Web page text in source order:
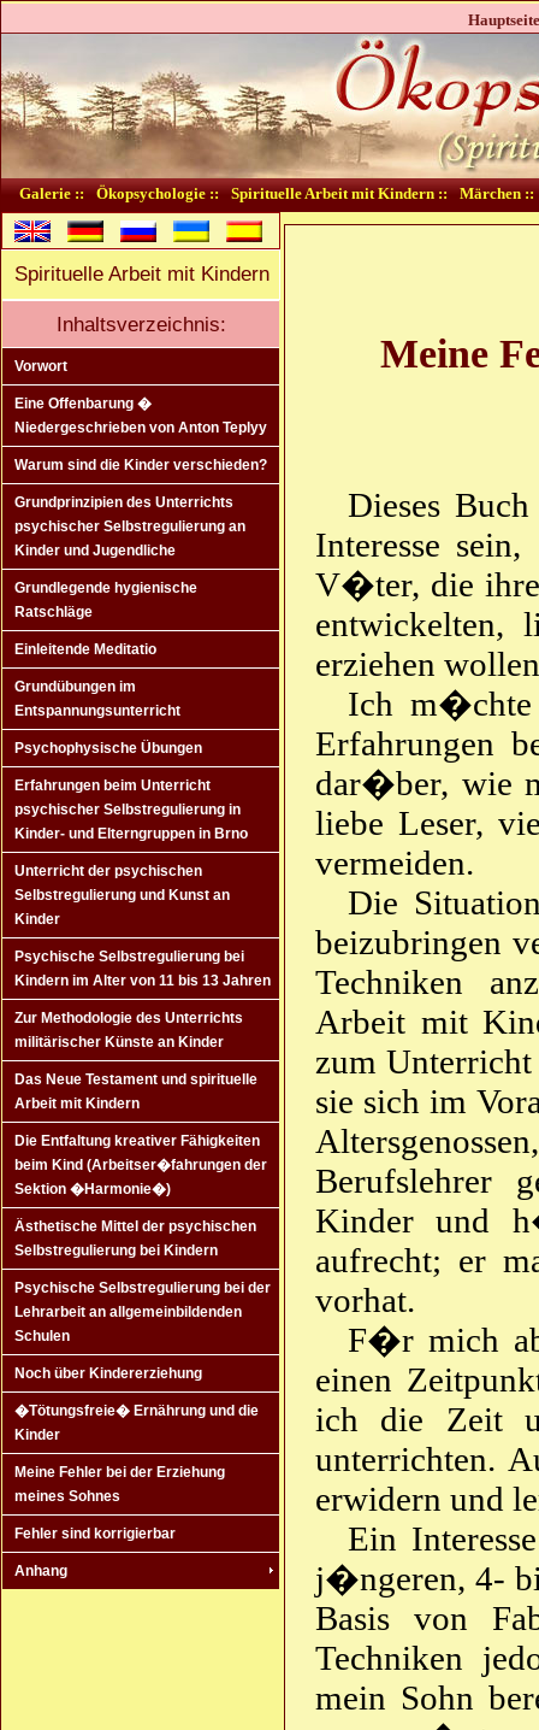
Galerie :: Ökopsychologie :: Spirituelle Arbeit mit Kindern :: Märchen ::
Spirituelle Arbeit mit Kindern
Inhaltsverzeichnis:
Vorwort
Eine Offenbarung �
Niedergeschrieben von Anton Teplyy
Warum sind die Kinder verschieden?
Grundprinzipien des Unterrichts
psychischer Selbstregulierung an
Kinder und Jugendliche
Grundlegende hygienische
Ratschläge
Einleitende Meditatio
Grundübungen im
Entspannungsunterricht
Psychophysische Übungen
Erfahrungen beim Unterricht
psychischer Selbstregulierung in
Kinder- und Elterngruppen in Brno
Unterricht der psychischen
Selbstregulierung und Kunst an
Kinder
Psychische Selbstregulierung bei
Kindern im Alter von 11 bis 13 Jahren
Zur Methodologie des Unterrichts
militärischer Künste an Kinder
Das Neue Testament und spirituelle
Arbeit mit Kindern
Die Entfaltung kreativer Fähigkeiten
beim Kind (Arbeitser�fahrungen der
Sektion �Harmonie�)
Ästhetische Mittel der psychischen
Selbstregulierung bei Kindern
Psychische Selbstregulierung bei der
Lehrarbeit an allgemeinbildenden
Schulen
Noch über Kindererziehung
�Tötungsfreie� Ernährung und die
Kinder
Meine Fehler bei der Erziehung
meines Sohnes
Fehler sind korrigierbar
Anhang
Meine
Dieses
Interesse
V�ter, die
entwickelten,
erziehen
Ich
Erfahrungen
dar�ber, wie
liebe Leser,
vermeiden.
Die
beizubringen
Techniken
Arbeit mit
zum
sie sich im
Berufslehrer
Kinder und
aufrecht; er
vorhat.
F�r mich
einen
ich die Zeit
unterrichten.
erwidern und
Ein
j�ngeren, 4-
Basis von
Techniken
mein Sohn